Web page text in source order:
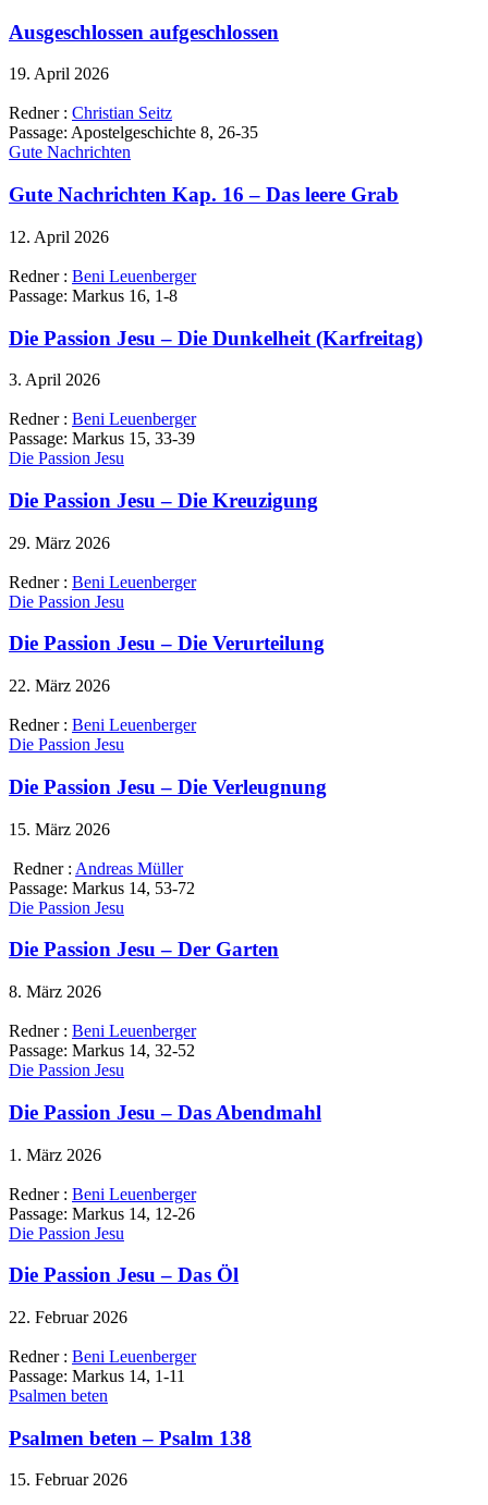
Ausgeschlossen aufgeschlossen
19. April 2026
Redner : Christian Seitz
Passage: Apostelgeschichte 8, 26-35
Gute Nachrichten
Gute Nachrichten Kap. 16 – Das leere Grab
12. April 2026
Redner : Beni Leuenberger
Passage: Markus 16, 1-8
Die Passion Jesu – Die Dunkelheit (Karfreitag)
3. April 2026
Redner : Beni Leuenberger
Passage: Markus 15, 33-39
Die Passion Jesu
Die Passion Jesu – Die Kreuzigung
29. März 2026
Redner : Beni Leuenberger
Die Passion Jesu
Die Passion Jesu – Die Verurteilung
22. März 2026
Redner : Beni Leuenberger
Die Passion Jesu
Die Passion Jesu – Die Verleugnung
15. März 2026
Redner : Andreas Müller
Passage: Markus 14, 53-72
Die Passion Jesu
Die Passion Jesu – Der Garten
8. März 2026
Redner : Beni Leuenberger
Passage: Markus 14, 32-52
Die Passion Jesu
Die Passion Jesu – Das Abendmahl
1. März 2026
Redner : Beni Leuenberger
Passage: Markus 14, 12-26
Die Passion Jesu
Die Passion Jesu – Das Öl
22. Februar 2026
Redner : Beni Leuenberger
Passage: Markus 14, 1-11
Psalmen beten
Psalmen beten – Psalm 138
15. Februar 2026